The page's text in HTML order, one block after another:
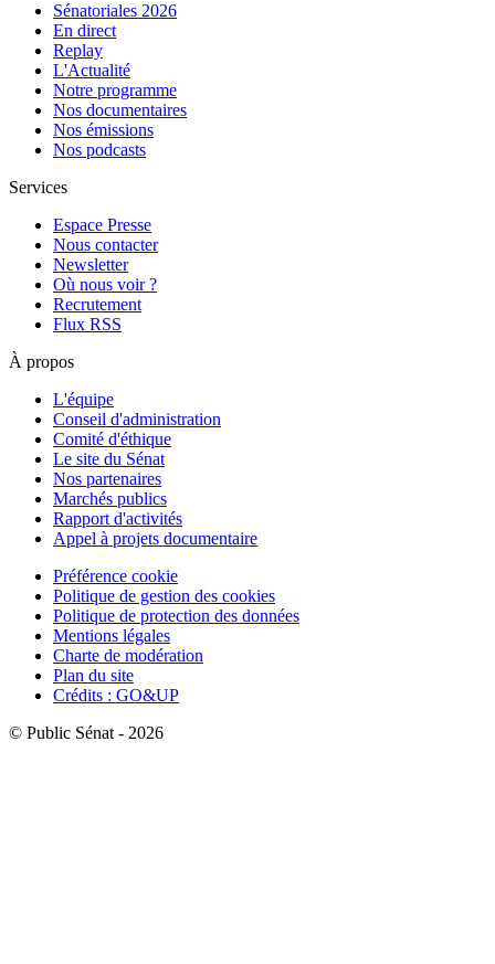
Sénatoriales 2026
En direct
Replay
L'Actualité
Notre programme
Nos documentaires
Nos émissions
Nos podcasts
Services
Espace Presse
Nous contacter
Newsletter
Où nous voir ?
Recrutement
Flux RSS
À propos
L'équipe
Conseil d'administration
Comité d'éthique
Le site du Sénat
Nos partenaires
Marchés publics
Rapport d'activités
Appel à projets documentaire
Préférence cookie
Politique de gestion des cookies
Politique de protection des données
Mentions légales
Charte de modération
Plan du site
Crédits : GO&UP
© Public Sénat - 2026